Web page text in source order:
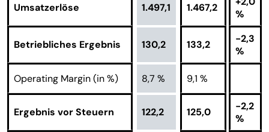
Umsatzerlöse 1.497,1 1.467,2
%
Betriebliches Ergebnis 130,2 133,2
-2,3
%
Operating Margin (in %) 8,7 % 9,1 %
Ergebnis vor Steuern 122,2 125,0
-2,2
%